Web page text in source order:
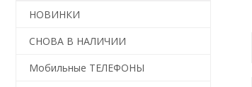
НОВИНКИ
СНОВА В НАЛИЧИИ
Мобильные ТЕЛЕФОНЫ